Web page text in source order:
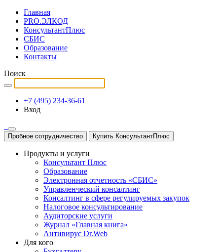
Главная
PRO.ЭЛКОД
КонсультантПлюс
СБИС
Образование
Контакты
Поиск
+7 (495) 234-36-61
Вход
Пробное сотрудничество Купить КонсультантПлюс
Продукты и услуги
Консультант Плюс
Образование
Электронная отчетность «СБИС»
Управленческий консалтинг
Консалтинг в сфере регулируемых закупок
Налоговое консультирование
Аудиторские услуги
Журнал «Главная книга»
Антивирус Dr.Web
Для кого